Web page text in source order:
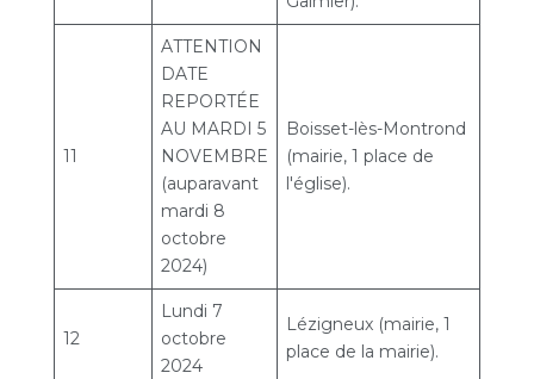
11
ATTENTION
DATE
REPORTÉE
AU MARDI 5
NOVEMBRE
(auparavant
mardi 8
octobre
2024)
Boisset-lès-Montrond
(mairie, 1 place de
l'église).
12
Lundi 7
octobre
2024
Lézigneux (mairie, 1
place de la mairie).